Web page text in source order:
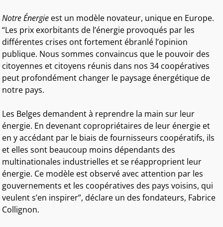
NotreÉnergie est un modèle novateur, unique en Europe.
“Les prix exorbitants de l’énergie provoqués par les
différentes crises ont fortement ébranlé l’opinion
publique. Nous sommes convaincus que le pouvoir des
citoyennes et citoyens réunis dans nos 34 coopératives
peut profondément changer le paysage énergétique de
notre pays.
Les Belges demandent à reprendre la main sur leur
énergie. En devenant copropriétaires de leur énergie et
en y accédant par le biais de fournisseurs coopératifs, ils
et elles sont beaucoup moins dépendants des
multinationales industrielles et se réapproprient leur
énergie. Ce modèle est observé avec attention par les
gouvernements et les coopératives des pays voisins, qui
veulent s’en inspirer”, déclare un des fondateurs, Fabrice
Collignon.